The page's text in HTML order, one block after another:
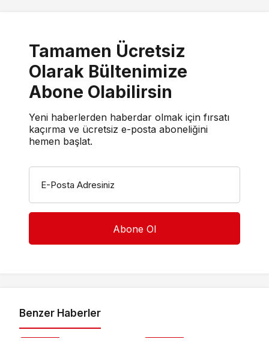
Tamamen Ücretsiz
Olarak Bültenimize
Abone Olabilirsin
Yeni haberlerden haberdar olmak için fırsatı
kaçırma ve ücretsiz e-posta aboneliğini
hemen başlat.
E-Posta Adresiniz
Benzer Haberler
Otomotiv